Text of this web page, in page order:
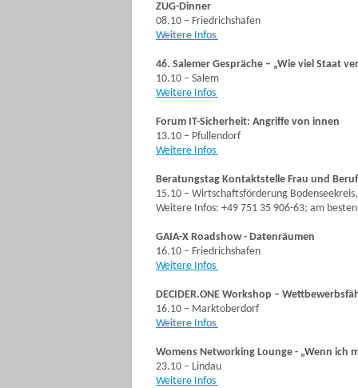
ZUG-Dinner
08.10 – Friedrichshafen
Weitere Infos
46. Salemer Gespräche – „Wie viel Staat
10.10 – Salem
Weitere Infos
Forum IT-Sicherheit: Angriffe von innen
13.10 – Pfullendorf
Weitere Infos
Beratungstag Kontaktstelle Frau und Beruf
15.10 – Wirtschaftsförderung
Weitere Infos: +49 751 35 906-63; am
GAIA-X Roadshow - Datenräumen
16.10 – Friedrichshafen
Weitere Infos
DECIDER.ONE Workshop –
16.10 – Marktoberdorf
Weitere Infos
Womens Networking Lounge - „Wenn ich
23.10 – Lindau
Weitere Infos